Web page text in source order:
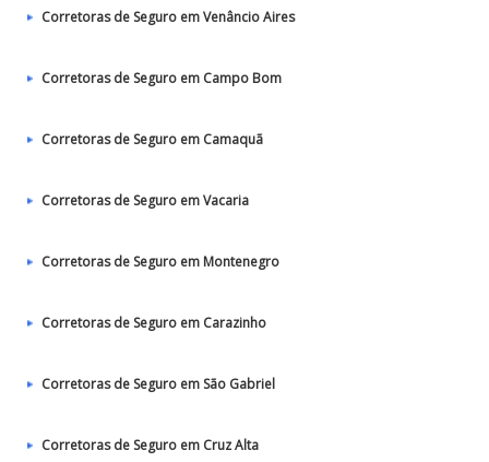
Corretoras de Seguro em Venâncio Aires
Corretoras de Seguro em Campo Bom
Corretoras de Seguro em Camaquã
Corretoras de Seguro em Vacaria
Corretoras de Seguro em Montenegro
Corretoras de Seguro em Carazinho
Corretoras de Seguro em São Gabriel
Corretoras de Seguro em Cruz Alta